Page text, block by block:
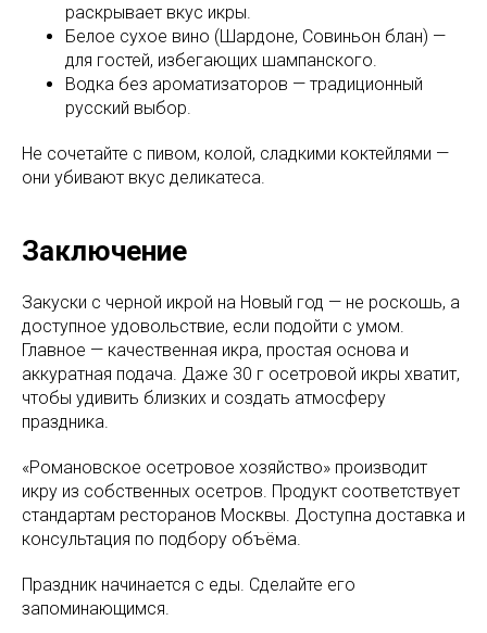
раскрывает вкус икры.
Белое сухое вино (Шардоне, Совиньон блан) —
для гостей, избегающих шампанского.
Водка без ароматизаторов — традиционный
русский выбор.
Не сочетайте с пивом, колой, сладкими коктейлями —
они убивают вкус деликатеса.
Заключение
Закуски с черной икрой на Новый год — не роскошь, а
доступное удовольствие, если подойти с умом.
Главное — качественная икра, простая основа и
аккуратная подача. Даже 30 г осетровой икры хватит,
чтобы удивить близких и создать атмосферу
праздника.
«Романовское осетровое хозяйство» производит
икру из собственных осетров. Продукт соответствует
стандартам ресторанов Москвы. Доступна доставка и
консультация по подбору объёма.
Праздник начинается с еды. Сделайте его
запоминающимся.